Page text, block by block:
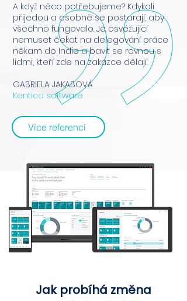
A když něco potřebujeme? Kdykoli
přijedou a osobně se postarají, aby
všechno fungovalo. Je osvěžující
nemuset čekat na delegování práce
někam do Indie a bavit se rovnou s
lidmi, kteří zde na zakázce dělají.
GABRIELA JAKABOVÁ
Kentico software
Více referencí
Jak probíhá změna